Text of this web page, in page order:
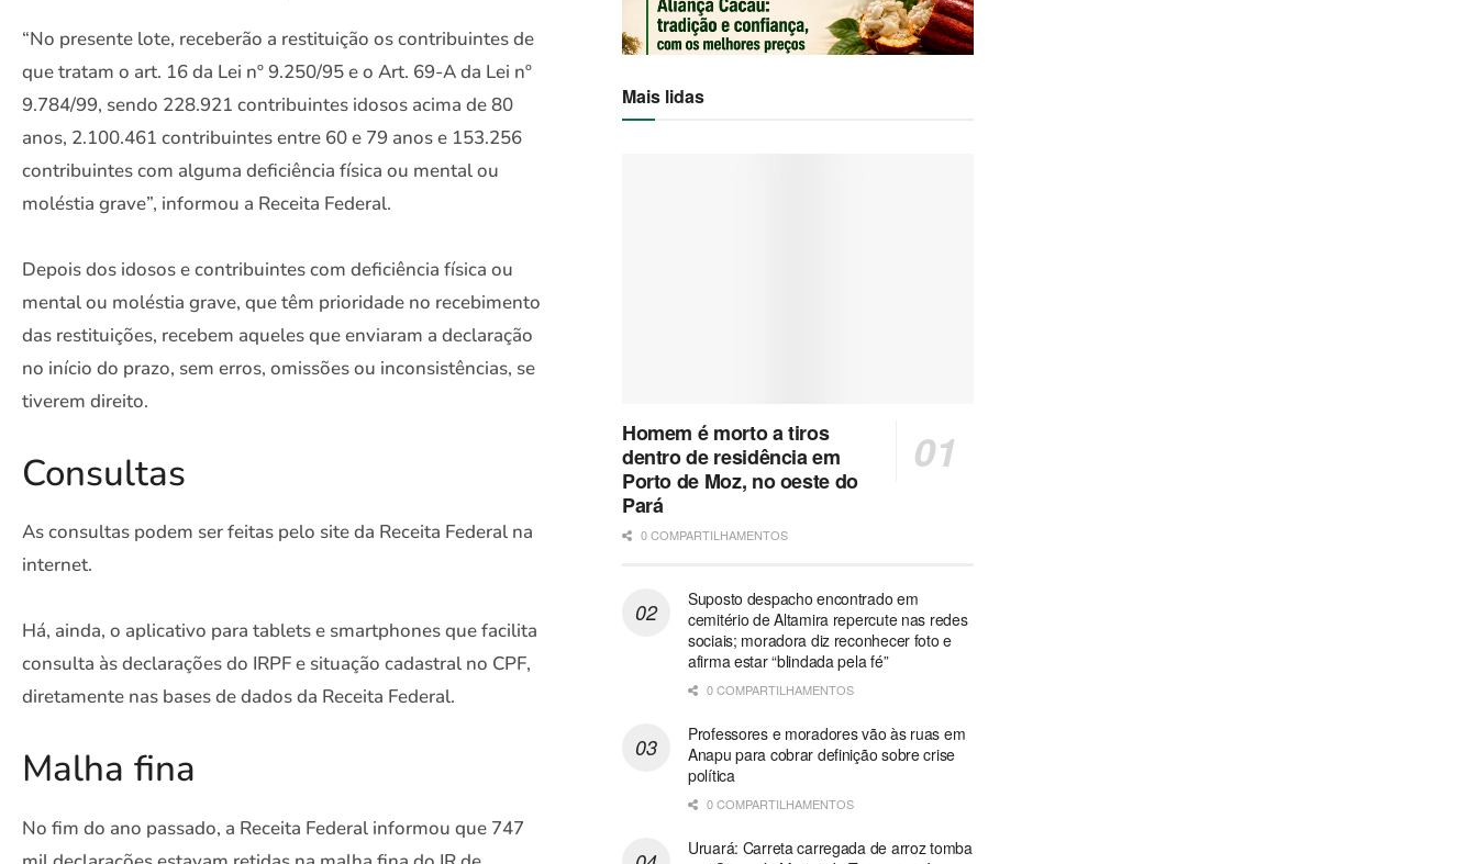
“No presente lote, receberão a restituição os contribuintes de
que tratam o art. 16 da Lei nº 9.250/95 e o Art. 69-A da Lei nº
9.784/99, sendo 228.921 contribuintes idosos acima de 80
anos, 2.100.461 contribuintes entre 60 e 79 anos e 153.256
contribuintes com alguma deficiência física ou mental ou
moléstia grave”, informou a Receita Federal.
Depois dos idosos e contribuintes com deficiência física ou
mental ou moléstia grave, que têm prioridade no recebimento
das restituições, recebem aqueles que enviaram a declaração
no início do prazo, sem erros, omissões ou inconsistências, se
tiverem direito.
Consultas
As consultas podem ser feitas pelo site da Receita Federal na
internet.
Há, ainda, o aplicativo para tablets e smartphones que facilita
consulta às declarações do IRPF e situação cadastral no CPF,
diretamente nas bases de dados da Receita Federal.
Malha fina
No fim do ano passado, a Receita Federal informou que 747
Mais lidas
Homem é morto a tiros
dentro de residência em
Porto de Moz, no oeste do
Pará
0 COMPARTILHAMENTOS
Suposto despacho encontrado em
cemitério de Altamira repercute nas redes
sociais; moradora diz reconhecer foto e
afirma estar “blindada pela fé”
0 COMPARTILHAMENTOS
Professores e moradores vão às ruas em
Anapu para cobrar definição sobre crise
política
0 COMPARTILHAMENTOS
Uruará: Carreta carregada de arroz tomba